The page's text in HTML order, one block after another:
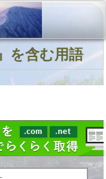
を含む用語